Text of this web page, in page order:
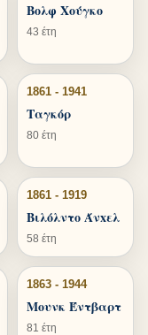
Βολφ Χούγκο
43 έτη
1861 - 1941
Ταγκόρ
80 έτη
1861 - 1919
Βιλόλντο Άνxελ
58 έτη
1863 - 1944
Μουνκ Έντβαρτ
81 έτη